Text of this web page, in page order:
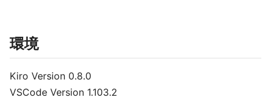
環境
Kiro Version 0.8.0
VSCode Version 1.103.2